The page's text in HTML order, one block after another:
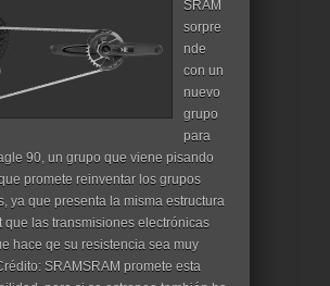
SRAM
sorpre
nde
con un
nuevo
grupo
para
90, un grupo que viene pisando
promete reinventar los grupos
ya que presenta la misma estructura
que las transmisiones electrónicas
hace qe su resistencia sea muy
SRAMSRAM promete esta